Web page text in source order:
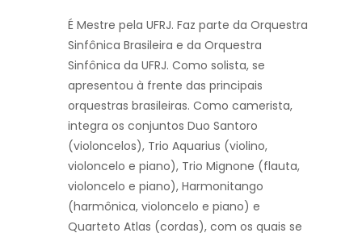
É Mestre pela UFRJ. Faz parte da Orquestra
Sinfônica Brasileira e da Orquestra
Sinfônica da UFRJ. Como solista, se
apresentou à frente das principais
orquestras brasileiras. Como camerista,
integra os conjuntos Duo Santoro
(violoncelos), Trio Aquarius (violino,
violoncelo e piano), Trio Mignone (flauta,
violoncelo e piano), Harmonitango
(harmônica, violoncelo e piano) e
Quarteto Atlas (cordas), com os quais se